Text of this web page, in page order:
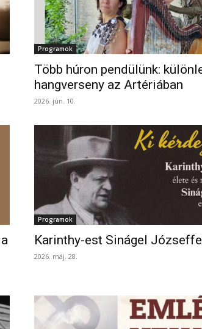
Programok
Több húron pendülünk:
hangverseny az Artériában
2026. jún. 10.
Programok
Karinthy-est Sinágel
2026. máj. 28.